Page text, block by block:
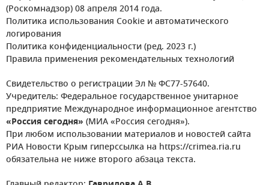
(Роскомнадзор) 08 апреля 2014 года.
Политика использования Cookie и автоматического
логирования
Политика конфиденциальности (ред. 2023 г.)
Правила применения рекомендательных технологий
Свидетельство о регистрации Эл № ФС77-57640.
Учредитель: Федеральное государственное унитарное
предприятие Международное информационное агентство
«Россия сегодня» (МИА «Россия сегодня»).
При любом использовании материалов и новостей сайта
РИА Новости Крым гиперссылка на https://crimea.ria.ru
обязательна не ниже второго абзаца текста.